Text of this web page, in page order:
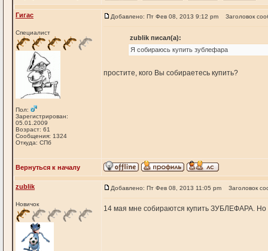
Гигас
Специалист
Пол:
Зарегистрирован:
05.01.2009
Возраст: 61
Сообщения: 1324
Откуда: СПб
Добавлено: Пт Фев 08, 2013 9:12 pm Заголовок
zublik писал(а):
Я собираюсь купить зублефара
простите, кого Вы собираетесь купить?
Вернуться к началу
zublik
Новичок
Добавлено: Пт Фев 08, 2013 11:05 pm Заголовок
14 мая мне собираются купить ЗУБЛЕФАРА. Но